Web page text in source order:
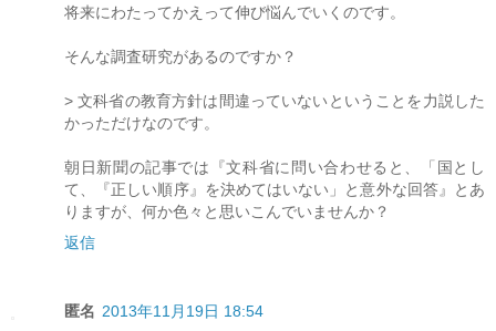
将来にわたってかえって伸び悩んでいくのです。
そんな調査研究があるのですか？
> 文科省の教育方針は間違っていないということを力説した
かっただけなのです。
朝日新聞の記事では『文科省に問い合わせると、「国とし
て、『正しい順序』を決めてはいない」と意外な回答』とあ
りますが、何か色々と思いこんでいませんか？
返信
匿名 2013年11月19日 18:54